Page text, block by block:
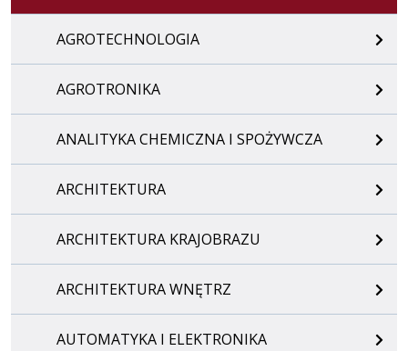
AGROTECHNOLOGIA
AGROTRONIKA
ANALITYKA CHEMICZNA I SPOŻYWCZA
ARCHITEKTURA
ARCHITEKTURA KRAJOBRAZU
ARCHITEKTURA WNĘTRZ
AUTOMATYKA I ELEKTRONIKA